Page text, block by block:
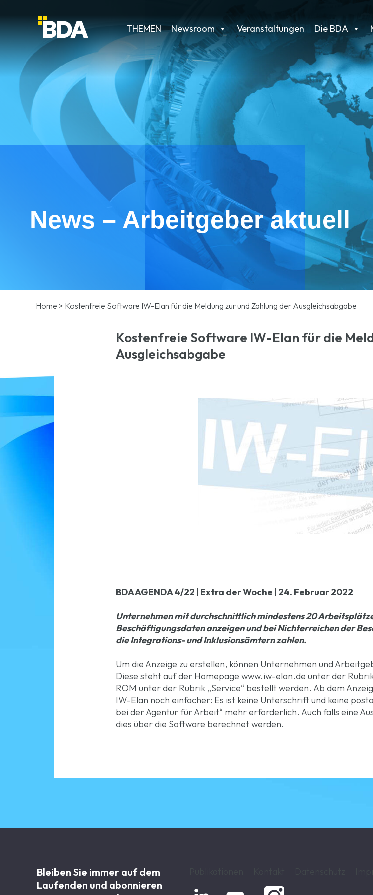
THEMEN Newsroom Veranstaltungen Die BDA
News – Arbeitgeber aktuell
Home > Kostenfreie Software IW-Elan für die Meldung zur und Zahlung der Ausgleichsabgabe
Kostenfreie Software IW-Elan für die
Ausgleichsabgabe
BDA AGENDA 4/22 | Extra der Woche | 24. Februar 2022
Unternehmen mit durchschnittlich mindestens 20
Beschäftigungsdaten anzeigen und bei Nichterreichen der
die Integrations- und Inklusionsämtern zahlen.
Um die Anzeige zu erstellen, können Unternehmen und
Diese steht auf der Homepagewww.iw-elan.de unter der
ROM unter der Rubrik „Service“ bestellt werden. Ab dem
IW-Elan noch einfacher: Es ist keine Unterschrift und keine
bei der Agentur für Arbeit“ mehr erforderlich. Auch falls eine
dies über die Software berechnet werden.
Bleiben Sie immer auf dem
Laufenden und abonnieren